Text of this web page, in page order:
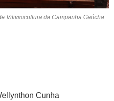
Vitivinicultura da Campanha Gaúcha
Cunha